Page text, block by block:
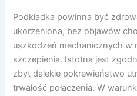
Podkładka powinna być
ukorzeniona, bez objawów
uszkodzeń mechanicznych w
szczepienia. Istotna jest
zbyt dalekie pokrewieństwo
trwałość połączenia. W